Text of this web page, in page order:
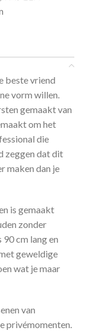
beste vriend
vorm willen.
gemaakt van
om het
die
zeggen dat dit
maken dan je
is gemaakt
zonder
cm lang en
geweldige
wat je maar
van
privémomenten.